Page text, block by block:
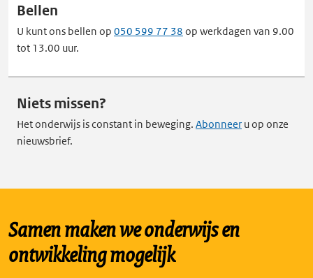
Bellen
U kunt ons bellen op 050 599 77 38 op werkdagen van 9.00
tot 13.00 uur.
Niets missen?
Het onderwijs is constant in beweging. Abonneer u op onze
nieuwsbrief.
Samen maken we onderwijs en
ontwikkeling mogelijk